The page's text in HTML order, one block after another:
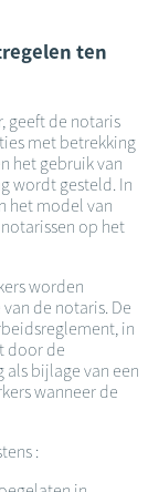
ten
geeft de notaris
met betrekking
het gebruik van
wordt gesteld. In
het model van
op het
worden
de notaris. De
in
door de
bijlage van een
wanneer de
: